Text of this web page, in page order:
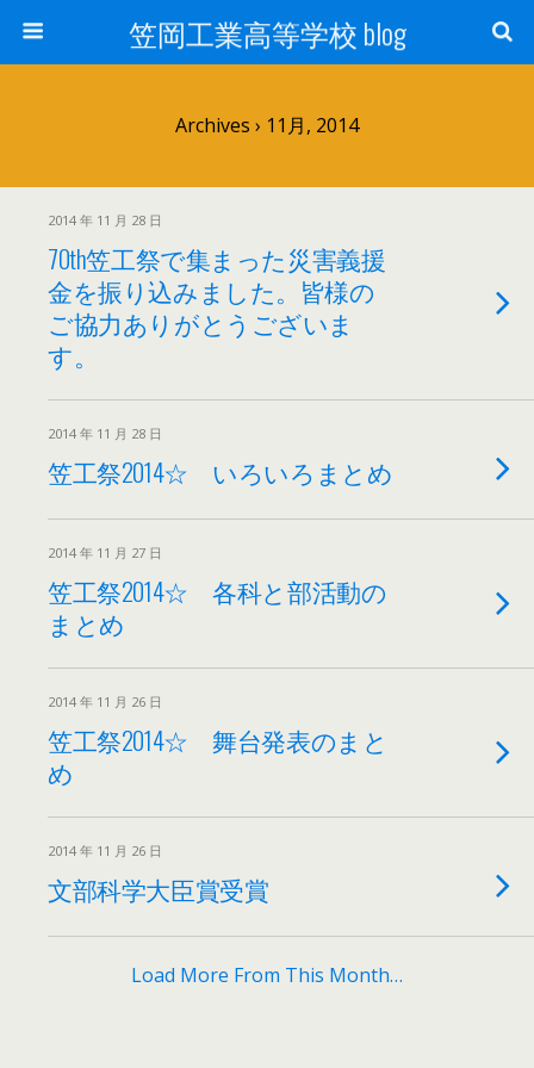
笠岡工業高等学校 blog
Archives › 11月, 2014
2014 年 11 月 28 日
70th笠工祭で集まった災害義援
金を振り込みました。皆様の
ご協力ありがとうございま
す。
2014 年 11 月 28 日
笠工祭2014☆ いろいろまとめ
2014 年 11 月 27 日
笠工祭2014☆ 各科と部活動の
まとめ
2014 年 11 月 26 日
笠工祭2014☆ 舞台発表のまと
め
2014 年 11 月 26 日
文部科学大臣賞受賞
Load More From This Month…